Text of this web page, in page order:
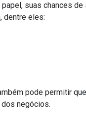
suas chances
dentre eles:
pode permitir
negócios.